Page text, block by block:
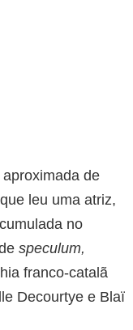
de
leu uma atriz,
no
speculum,
franco-catalã
Decourtye e Blaï